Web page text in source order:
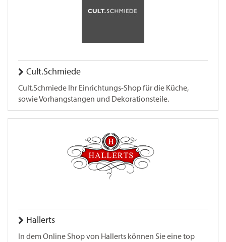
Cult.Schmiede
Cult.Schmiede Ihr Einrichtungs-Shop für die Küche,
sowie Vorhangstangen und Dekorationsteile.
Hallerts
In dem Online Shop von Hallerts können Sie eine top